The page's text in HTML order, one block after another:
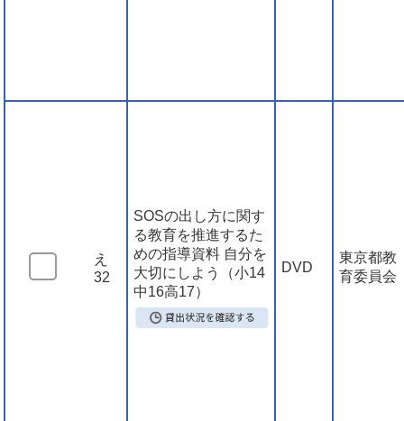
え
32
SOSの出し方に関す
る教育を推進するた
めの指導資料 自分を
大切にしよう（小14
中16高17）
DVD
東京都教
育委員会